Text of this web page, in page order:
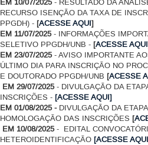
EM 10/07/2025- RESULTADO DA
RECURSO ISENÇÃO DA TAXA DE
PPGDH) - [ACESSE AQUI]
EM 11/07/2025- INFORMAÇÕES
SELETIVO PPGDH/UNB - [ACESSE AQUI
EM 23/07/2025- AVISO IMPORTANTE
ÚLTIMO DIA PARA INSCRIÇÃO NO
E DOUTORADO PPGDH/UNB [ACESSE
EM 29/07/2025- DIVULGAÇÃO DA
INSCRIÇÕES - [ACESSE AQUI]
EM 01/08/2025 -DIVULGAÇÃO DA
HOMOLOGAÇÃO DAS INSCRIÇÕES [
EM 10/08/2025- EDITAL
HETEROIDENTIFICAÇÃO [ACESSE